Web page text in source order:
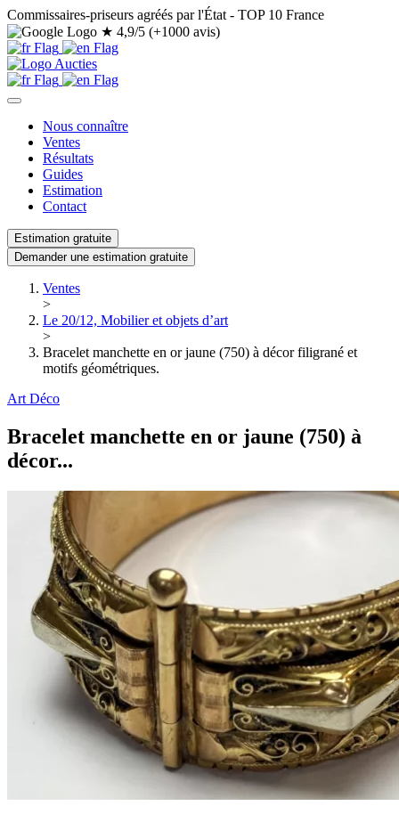
Commissaires-priseurs agréés par l'État - TOP 10 France
★ 4,9/5 (+1000 avis)
Nous connaître
Ventes
Résultats
Guides
Estimation
Contact
Estimation gratuite
Demander une estimation gratuite
Ventes
>
Le 20/12, Mobilier et objets d’art
>
Bracelet manchette en or jaune (750) à décor filigrané et
motifs géométriques.
Art Déco
Bracelet manchette en or jaune (750) à
décor...